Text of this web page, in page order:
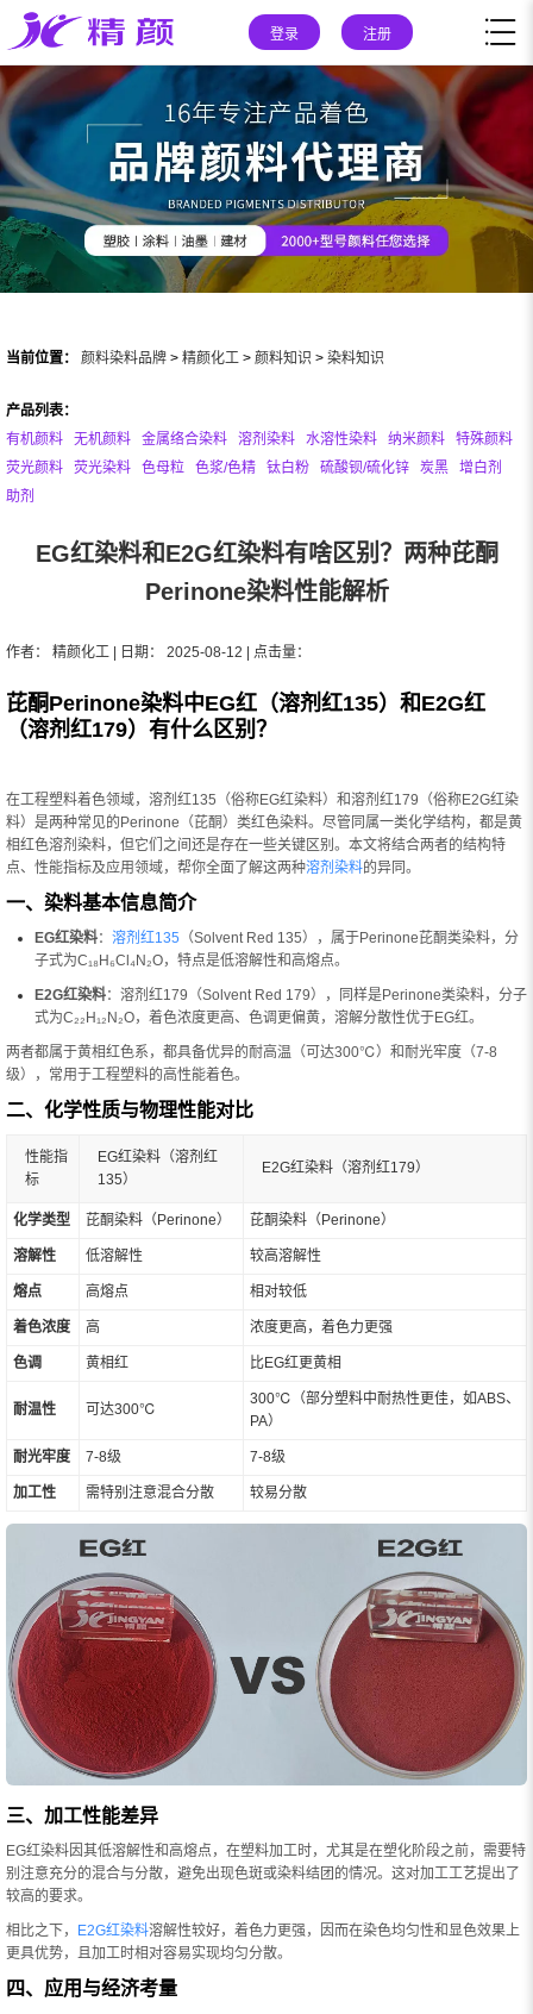
登录 注册
当前位置： 颜料染料品牌 > 精颜化工 > 颜料知识 > 染料知识
产品列表：
有机颜料
无机颜料 金属络合染料 溶剂染料 水溶性染料 纳米颜料
特殊颜料
荧光颜料
荧光染料 色母粒 色浆/色精 钛白粉 硫酸钡/硫化锌 炭黑
增白剂
助剂
EG红染料和E2G红染料有啥区别？两种芘酮
Perinone染料性能解析
作者： 精颜化工 | 日期： 2025-08-12 | 点击量：
芘酮Perinone染料中EG红（溶剂红135）和E2G红
（溶剂红179）有什么区别？
在工程塑料着色领域，溶剂红135（俗称EG红染料）和溶剂红179（俗称E2G红染
料）是两种常见的Perinone（芘酮）类红色染料。尽管同属一类化学结构，都是黄
相红色溶剂染料，但它们之间还是存在一些关键区别。本文将结合两者的结构特
点、性能指标及应用领域，帮你全面了解这两种溶剂染料的异同。
一、染料基本信息简介
EG红染料： 溶剂红135 （Solvent Red 135），属于Perinone芘酮类染料，分
子式为C₁₈H₆Cl₄N₂O，特点是低溶解性和高熔点。
E2G红染料：溶剂红179（Solvent Red 179），同样是Perinone类染料，分子
式为C₂₂H₁₂N₂O，着色浓度更高、色调更偏黄，溶解分散性优于EG红。
两者都属于黄相红色系，都具备优异的耐高温（可达300℃）和耐光牢度（7-8
级），常用于工程塑料的高性能着色。
二、化学性质与物理性能对比
性能指
标
EG红染料（溶剂红
135）
E2G红染料（溶剂红179）
化学类型 芘酮染料（Perinone） 芘酮染料（Perinone）
溶解性 低溶解性 较高溶解性
熔点 高熔点 相对较低
着色浓度 高 浓度更高，着色力更强
色调 黄相红 比EG红更黄相
耐温性 可达300℃
300℃（部分塑料中耐热性更佳，如ABS、
PA）
耐光牢度 7-8级 7-8级
加工性 需特别注意混合分散 较易分散
三、加工性能差异
EG红染料因其低溶解性和高熔点，在塑料加工时，尤其是在塑化阶段之前，需要特
别注意充分的混合与分散，避免出现色斑或染料结团的情况。这对加工工艺提出了
较高的要求。
相比之下， E2G红染料溶解性较好，着色力更强，因而在染色均匀性和显色效果上
更具优势，且加工时相对容易实现均匀分散。
四、应用与经济考量